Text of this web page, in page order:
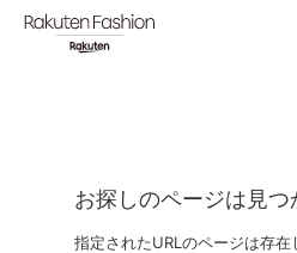
お探しのページは見
指定されたURLのページは存